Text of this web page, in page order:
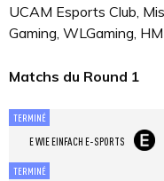
UCAM Esports Club,
Gaming, WLGaming,
Matchs du Round 1
TERMINÉ
E WIE EINFACH E-SPORTS
TERMINÉ